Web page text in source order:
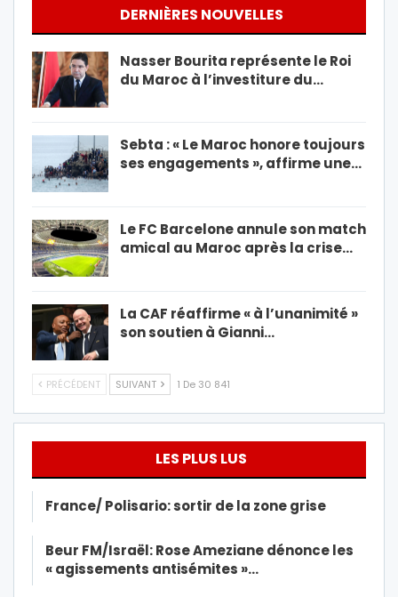
DERNIÈRES NOUVELLES
Nasser Bourita représente le Roi
du Maroc à l’investiture du…
Sebta : « Le Maroc honore toujours
ses engagements », affirme une…
Le FC Barcelone annule son match
amical au Maroc après la crise…
La CAF réaffirme « à l’unanimité »
son soutien à Gianni…
PRÉCÉDENT SUIVANT 1 De 30 841
LES PLUS LUS
France/ Polisario: sortir de la zone grise
Beur FM/Israël: Rose Ameziane dénonce les
« agissements antisémites »…